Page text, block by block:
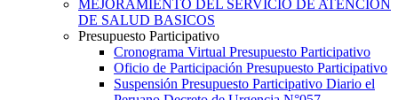
MEJORAMIENTO DEL SERVICIO DE ATENCION
DE SALUD BASICOS
Presupuesto Participativo
Cronograma Virtual Presupuesto Participativo
Oficio de Participación Presupuesto Participativo
Suspensión Presupuesto Participativo Diario el